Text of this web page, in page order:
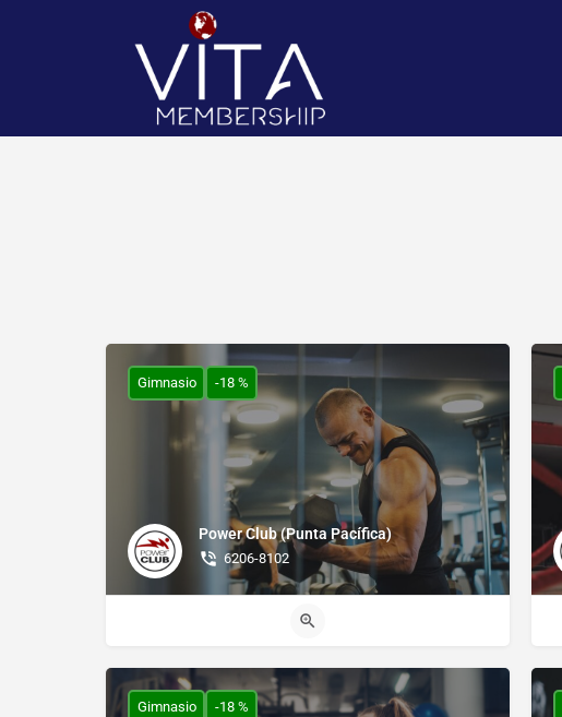
Power Club (Punta Pacífica)
6206-8102
Gimnasio -18 %
Gimnasio -18 %